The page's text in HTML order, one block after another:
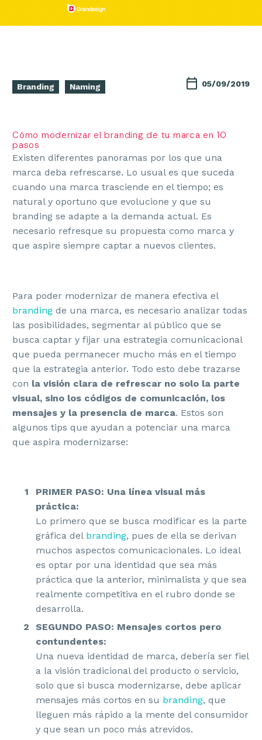
Branding Naming 05/09/2019
Cómo modernizar el branding de tu marca en 10
pasos
Existen diferentes panoramas por los que una
marca deba refrescarse. Lo usual es que suceda
cuando una marca trasciende en el tiempo; es
natural y oportuno que evolucione y que su
branding se adapte a la demanda actual. Es
necesario refresque su propuesta como marca y
que aspire siempre captar a nuevos clientes.
Para poder modernizar de manera efectiva el
branding de una marca, es necesario analizar todas
las posibilidades, segmentar al público que se
busca captar y fijar una estrategia comunicacional
que pueda permanecer mucho más en el tiempo
que la estrategia anterior. Todo esto debe trazarse
con la visión clara de refrescar no solo la parte
visual, sino los códigos de comunicación, los
mensajes y la presencia de marca. Estos son
algunos tips que ayudan a potenciar una marca
que aspira modernizarse:
PRIMER PASO: Una línea visual más
práctica:
Lo primero que se busca modificar es la parte
gráfica del branding, pues de ella se derivan
muchos aspectos comunicacionales. Lo ideal
es optar por una identidad que sea más
práctica que la anterior, minimalista y que sea
realmente competitiva en el rubro donde se
desarrolla.
SEGUNDO PASO: Mensajes cortos pero
contundentes:
Una nueva identidad de marca, debería ser fiel
a la visión tradicional del producto o servicio,
solo que si busca modernizarse, debe aplicar
mensajes más cortos en su branding, que
lleguen más rápido a la mente del consumidor
y que sean un poco más atrevidos.